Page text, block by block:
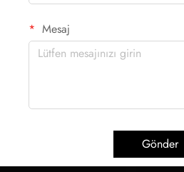
Mesaj
Gönder